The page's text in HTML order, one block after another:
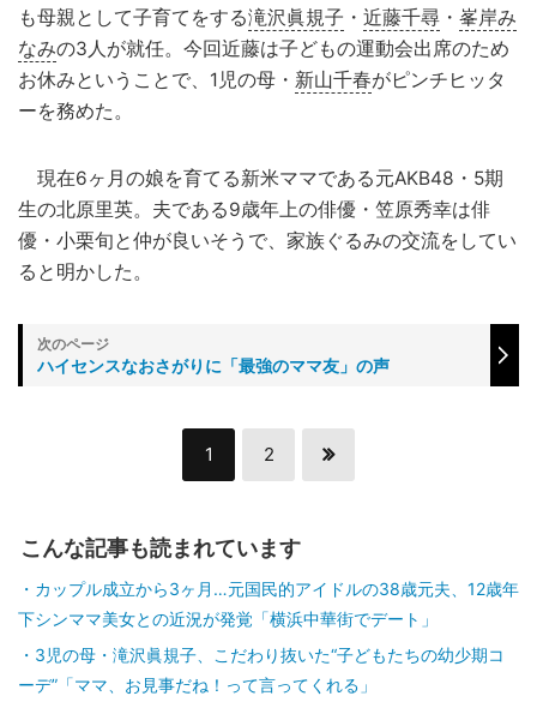
も母親として子育てをする滝沢眞規子 ・ 近藤千尋 ・ 峯岸み
なみの3人が就任。今回近藤は子どもの運動会出席のため
お休みということで、1児の母・ 新山千春がピンチヒッタ
ーを務めた。
現在6ヶ月の娘を育てる新米ママである元AKB48・5期
生の北原里英。夫である9歳年上の俳優・笠原秀幸は俳
優・小栗旬と仲が良いそうで、家族ぐるみの交流をしてい
ると明かした。
ハイセンスなおさがりに「最強のママ友」の声
1 2
こんな記事も読まれています
カップル成立から3ヶ月…元国民的アイドルの38歳元夫、12歳年
下シンママ美女との近況が発覚「横浜中華街でデート」
3児の母・滝沢眞規子、こだわり抜いた“子どもたちの幼少期コ
ーデ”「ママ、お見事だね！って言ってくれる」